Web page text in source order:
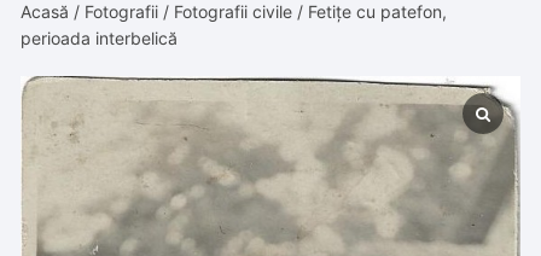
Acasă / Fotografii / Fotografii civile / Fetițe cu patefon,
perioada interbelică